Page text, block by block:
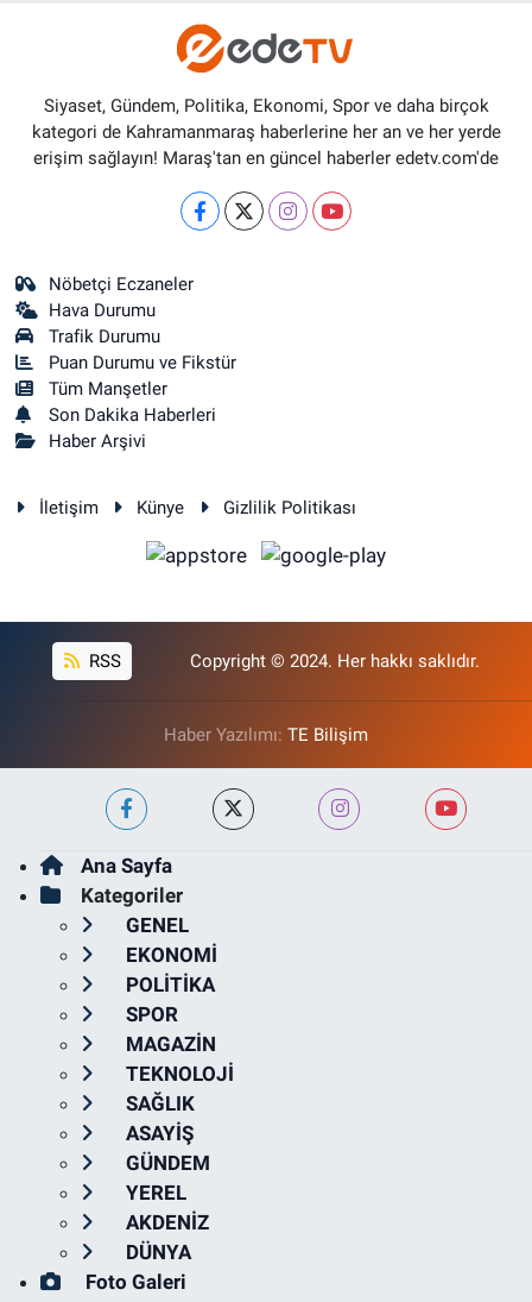
Siyaset, Gündem, Politika, Ekonomi, Spor ve daha birçok
kategori de Kahramanmaraş haberlerine her an ve her yerde
erişim sağlayın! Maraş'tan en güncel haberler edetv.com'de
Nöbetçi Eczaneler
Hava Durumu
Trafik Durumu
Puan Durumu ve Fikstür
Tüm Manşetler
Son Dakika Haberleri
Haber Arşivi
İletişim Künye Gizlilik Politikası
RSS Copyright © 2024. Her hakkı saklıdır.
Haber Yazılımı: TE Bilişim
Ana Sayfa
Kategoriler
GENEL
EKONOMİ
POLİTİKA
SPOR
MAGAZİN
TEKNOLOJİ
SAĞLIK
ASAYİŞ
GÜNDEM
YEREL
AKDENİZ
DÜNYA
Foto Galeri